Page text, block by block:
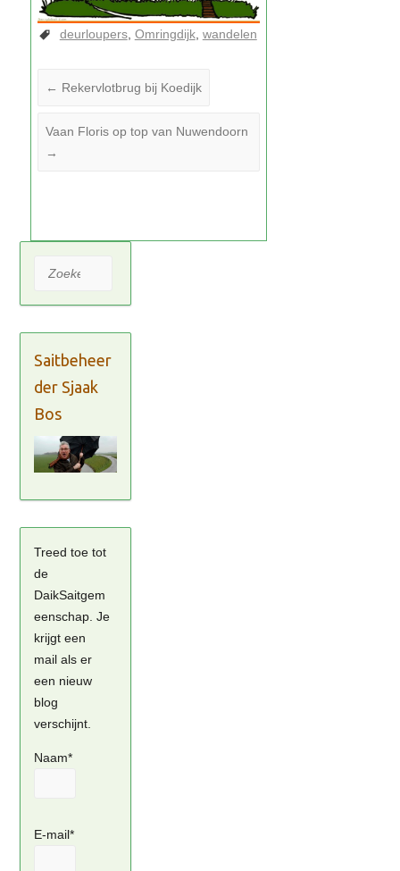
deurloupers Omringdijk wandelen
← Rekervlotbrug bij Koedijk
Vaan Floris op top van Nuwendoorn
→
Zoeken
Saitbeheer
der Sjaak
Bos
Treed toe tot
de
DaikSaitgem
eenschap. Je
krijgt een
mail als er
een nieuw
blog
verschijnt.
Naam*
E-mail*